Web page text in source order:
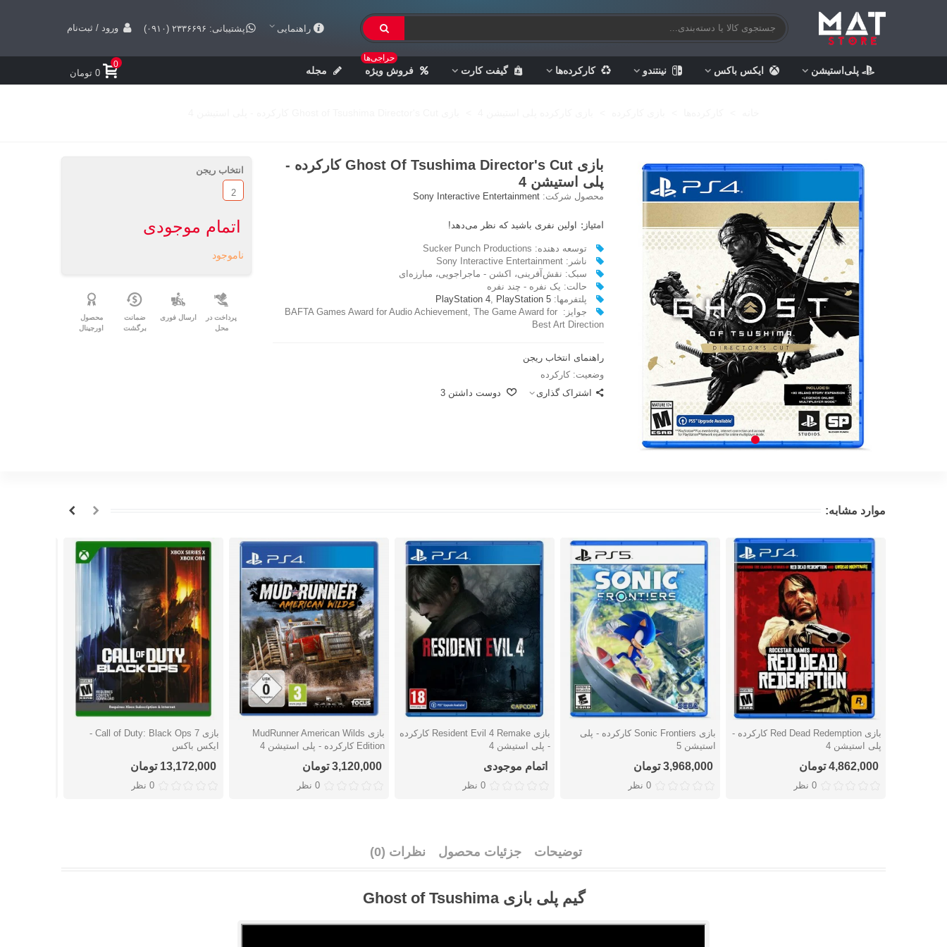
راهنمایی پشتیبانی: ۲۳۳۶۶۹۶ (۰۹۱۰) ورود / ثبت‌نام
پلی‌استیشن ایکس باکس نینتندو کارکرده‌ها گیفت کارت فروش ویژه
حراجی‌ها
مجله
0
0 تومان
بازی Ghost Of Tsushima Director's Cut کارکرده -
پلی استیشن 4
محصول شرکت: Sony Interactive Entertainment
امتیاز: اولین نفری باشید که نظر می‌دهد!
توسعه دهنده: Sucker Punch Productions
ناشر: Sony Interactive Entertainment
سبک: نقش‌آفرینی، اکشن - ماجراجویی، مبارزه‌ای
حالت: یک نفره - چند نفره
پلتفرمها:
PlayStation 4
PlayStation 5
جوایز: BAFTA Games Award for Audio Achievement, The Game Award for
Best Art Direction
راهنمای انتخاب ریجن
وضعیت: کارکرده
اشتراک گذاری
دوست داشتن 3
انتخاب ریجن
2
اتمام موجودی
ناموجود
پرداخت در
محل
ارسال فوری
ضمانت
برگشت
محصول
اورجینال
موارد مشابه:
دوست داشتن
بازی Red Dead Redemption کارکرده -
پلی استیشن 4
4,862,000 تومان
0 نظر
دوست داشتن بازی Sonic Frontiers کارکرده - پلی
استیشن 5
3,968,000 تومان
0 نظر
دوست داشتن
بازی Resident Evil 4 Remake کارکرده
- پلی استیشن 4
اتمام موجودی
0 نظر
دوست داشتن
بازی MudRunner American Wilds
Edition کارکرده - پلی استیشن 4
3,120,000 تومان
0 نظر
دوست داشتن
بازی Call of Duty: Black Ops 7 -
ایکس باکس
13,172,000 تومان
0 نظر
توضیحات جزئیات محصول نظرات (0)
گیم پلی بازی Ghost of Tsushima